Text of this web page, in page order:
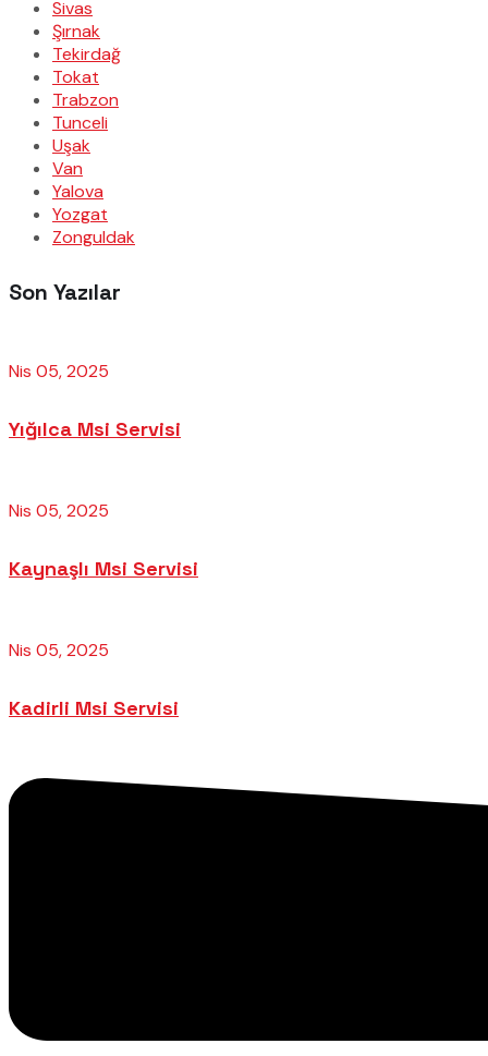
Sivas
Şırnak
Tekirdağ
Tokat
Trabzon
Tunceli
Uşak
Van
Yalova
Yozgat
Zonguldak
Son Yazılar
Nis 05, 2025
Yığılca Msi Servisi
Nis 05, 2025
Kaynaşlı Msi Servisi
Nis 05, 2025
Kadirli Msi Servisi